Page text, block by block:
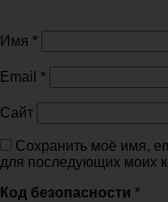
Имя *
Email *
Сайт
Сохранить моё имя,
для последующих моих
Код безопасности *